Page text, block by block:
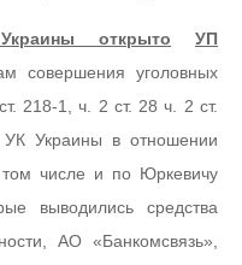
открыто
УП
совершения уголовных
218-1, ч. 2 ст. 28 ч. 2 ст.
Украины в отношении
числе и по Юркевичу
выводились средства
АО «Банкомсвязь»,